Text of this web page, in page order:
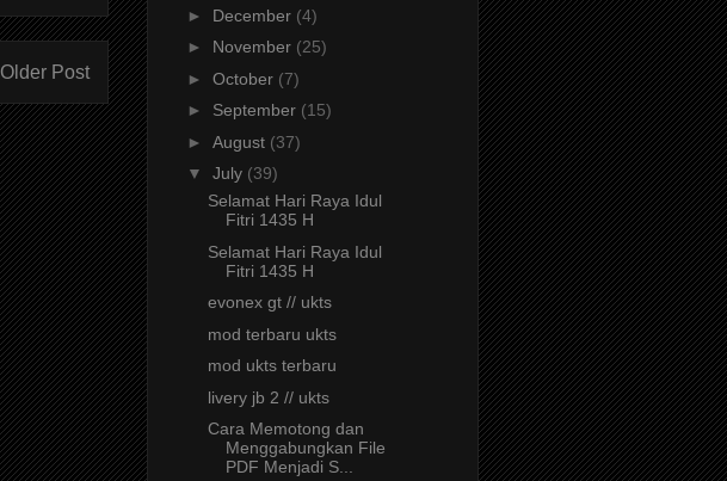
Older Post
► December (4)
► November (25)
► October (7)
► September (15)
► August (37)
▼ July (39)
Selamat Hari Raya Idul
Fitri 1435 H
Selamat Hari Raya Idul
Fitri 1435 H
evonex gt // ukts
mod terbaru ukts
mod ukts terbaru
livery jb 2 // ukts
Cara Memotong dan
Menggabungkan File
PDF Menjadi S...